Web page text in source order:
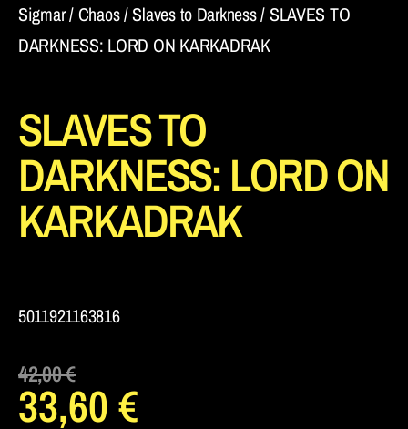
Sigmar/Chaos/Slaves to Darkness/ SLAVES TO
DARKNESS: LORD ON KARKADRAK
SLAVES TO
DARKNESS: LORD ON
KARKADRAK
5011921163816
42,00€
33,60€